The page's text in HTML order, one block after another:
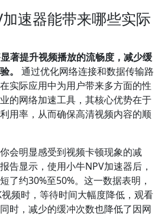
速器能带来哪些实际
著提升视频播放的流畅度，减少缓
。
通过优化网络连接和数据传输路
实际应用中为用户带来多方面的性
的网络加速工具，其核心优势在于
用率，从而确保高清视频内容的顺
会明显感受到视频卡顿现象的减
告显示，使用小牛NPV加速器后，
了约30%至50%。这一数据表明，
频时，等待时间大幅度降低，观看
时，减少的缓冲次数也降低了因网